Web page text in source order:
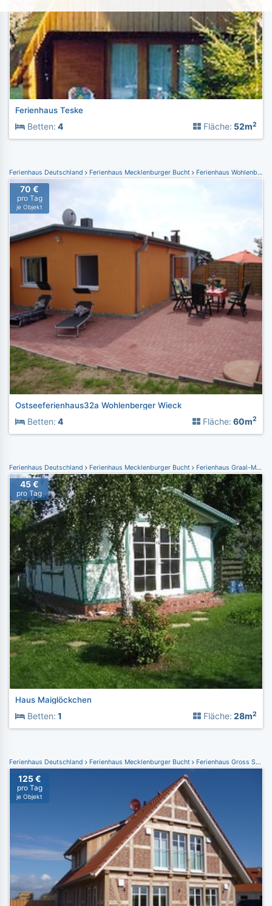
Ferienhaus Teske
Betten: 4 Fläche: 52m2
Ferienhaus Deutschland Ferienhaus Mecklenburger Bucht Ferienhaus Wohlenberg
70 €
pro Tag
je Objekt
Ostseeferienhaus32a Wohlenberger Wieck
Betten: 4 Fläche: 60m2
Ferienhaus Deutschland Ferienhaus Mecklenburger Bucht Ferienhaus Graal-Müritz
45 €
pro Tag
Haus Maiglöckchen
Betten: 1 Fläche: 28m2
Ferienhaus Deutschland Ferienhaus Mecklenburger Bucht Ferienhaus Gross Schwansee
125 €
pro Tag
je Objekt